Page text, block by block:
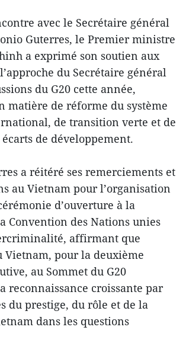
avec le Secrétaire général
Guterres, le Premier ministre
a exprimé son soutien aux
du Secrétaire général
du G20 cette année,
matière de réforme du système
de transition verte et de
de développement.
a réitéré ses remerciements et
au Vietnam pour l’organisation
d’ouverture à la
Convention des Nations unies
affirmant que
Vietnam, pour la deuxième
au Sommet du G20
reconnaissance croissante par
du prestige, du rôle et de la
dans les questions